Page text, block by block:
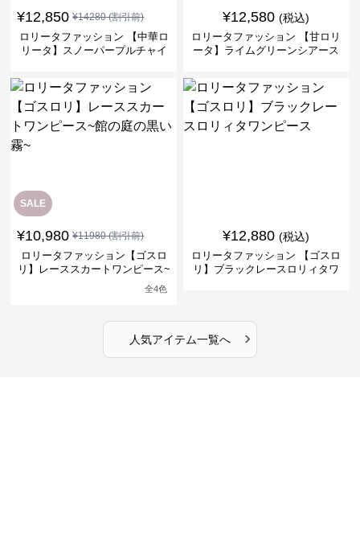
¥12,850 ¥14280(割引前)
ロリータファッション 【中華ロ
リータ】スノーパープルチャイ
¥12,580 (税込)
ロリータファッション 【甘ロリ
ータ】ライムグリーンシアース
SALE
¥10,980 ¥11980(割引前)
ロリータファッション【ゴスロ
リ】レーススカートワンピース~
全4色
¥12,880 (税込)
ロリータファッション 【ゴスロ
リ】ブラックレースロリィタワ
人気アイテム一覧へ ›